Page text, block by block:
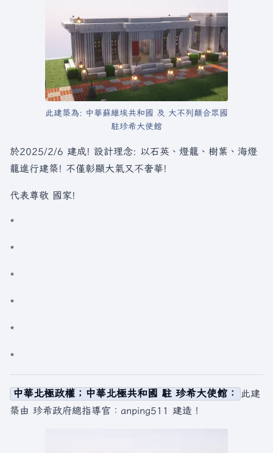
此建築為: 中華蘇維埃共和國 及 大不列顛合眾國
駐珍希大使館
於2025/2/6 建成! 設計理念: 以石英、燈籠、樹葉、海燈
籠進行建築! 不僅彰顯大氣又不奢華!
代表尊敬 國家!
*
*
*
*
*
*
中華北極政權；中華北極共和國 駐 珍希大使館：
此建
築由 珍希政府總指導官：anping511 建造！